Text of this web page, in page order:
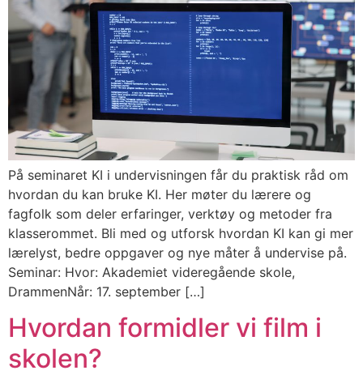
På seminaret KI i undervisningen får du praktisk råd om
hvordan du kan bruke KI. Her møter du lærere og
fagfolk som deler erfaringer, verktøy og metoder fra
klasserommet. Bli med og utforsk hvordan KI kan gi mer
lærelyst, bedre oppgaver og nye måter å undervise på.
Seminar: Hvor: Akademiet videregående skole,
DrammenNår: 17. september […]
Hvordan formidler vi film i
skolen?